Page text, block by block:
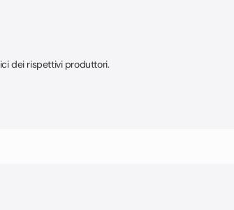
dei rispettivi produttori.